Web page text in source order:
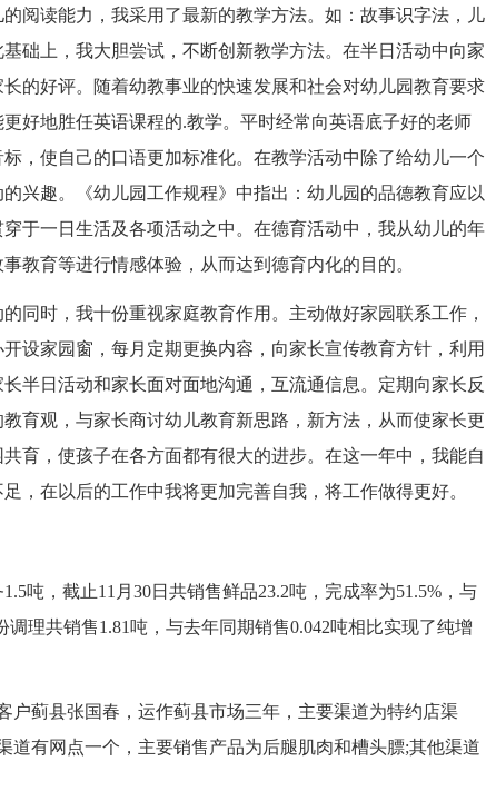
阅读能力，我采用了最新的教学方法。如：故事识字法，儿
础上，我大胆尝试，不断创新教学方法。在半日活动中向家
的好评。随着幼教事业的快速发展和社会对幼儿园教育要求
好地胜任英语课程的.教学。平时经常向英语底子好的老师
，使自己的口语更加标准化。在教学活动中除了给幼儿一个
兴趣。《幼儿园工作规程》中指出：幼儿园的品德教育应以
于一日生活及各项活动之中。在德育活动中，我从幼儿的年
教育等进行情感体验，从而达到德育内化的目的。
同时，我十份重视家庭教育作用。主动做好家园联系工作，
设家园窗，每月定期更换内容，向家长宣传教育方针，利用
半日活动和家长面对面地沟通，互流通信息。定期向家长反
育观，与家长商讨幼儿教育新思路，新方法，从而使家长更
育，使孩子在各方面都有很大的进步。在这一年中，我能自
，在以后的工作中我将更加完善自我，将工作做得更好。
吨，截止11月30日共销售鲜品23.2吨，完成率为51.5%，与
调理共销售1.81吨，与去年同期销售0.042吨相比实现了纯增
户蓟县张国春，运作蓟县市场三年，主要渠道为特约店渠
道有网点一个，主要销售产品为后腿肌肉和槽头膘;其他渠道